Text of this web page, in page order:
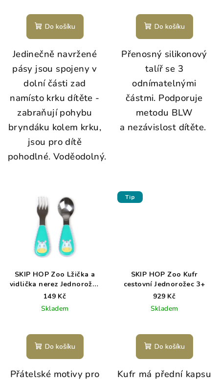
Do košíku
Jedinečně navržené
pásy jsou spojeny v
dolní části zad
namísto krku dítěte -
zabraňují pohybu
bryndáku kolem krku,
jsou pro dítě
pohodlné.Voděodolný.
Do košíku
Přenosný silikonový
talíř se 3
odnímatelnými
částmi. Podporuje
metodu BLW
a nezávislost dítěte.
SKIP HOP Zoo Lžička a
vidlička nerez Jednorožec
12m+
149 Kč
Skladem
Do košíku
Přátelské motivy pro
Tip
SKIP HOP Zoo Kufr
cestovní Jednorožec 3+
929 Kč
Skladem
Do košíku
Kufr má přední kapsu